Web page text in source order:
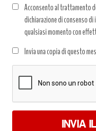
Acconsento al trattamento
dichiarazione di consenso
qualsiasi momento con
dati
*
Invia una copia di questo
INVIA